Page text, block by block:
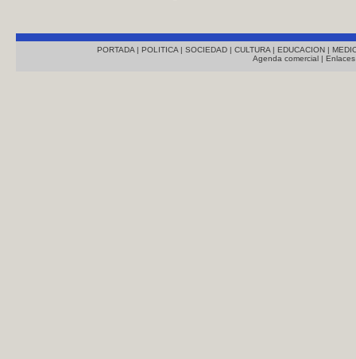
PORTADA | POLITICA | SOCIEDAD | CULTURA | EDUCACION |
Agenda comercial |Enlaces